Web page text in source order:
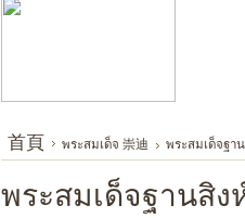
首頁 พระสมเด็จ 崇迪 พระสมเด็จฐา
พระสมเด็จฐานสิง